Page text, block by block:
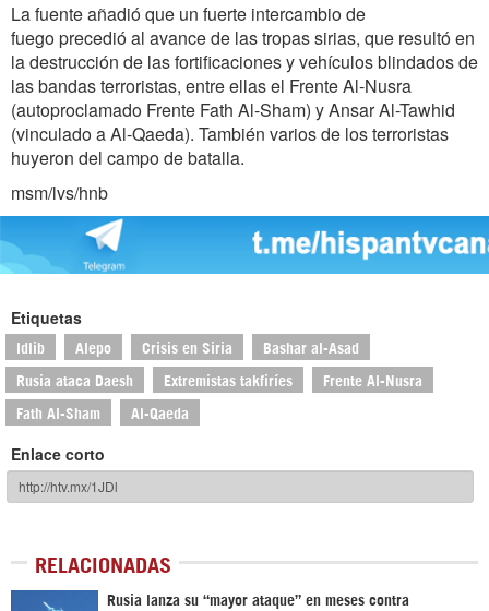
La fuente añadió que un fuerte intercambio de
fuego precedió al avance de las tropas sirias, que resultó en
la destrucción de las fortificaciones y vehículos blindados de
las bandas terroristas, entre ellas el Frente Al-Nusra
(autoproclamado Frente Fath Al-Sham) y Ansar Al-Tawhid
(vinculado a Al-Qaeda). También varios de los terroristas
huyeron del campo de batalla.
msm/lvs/hnb
Etiquetas
Idlib Alepo Crisis en Siria Bashar al-Asad
Rusia ataca Daesh Extremistas takfiríes Frente Al-Nusra
Fath Al-Sham Al-Qaeda
Enlace corto
RELACIONADAS
Rusia lanza su “mayor ataque” en meses contra